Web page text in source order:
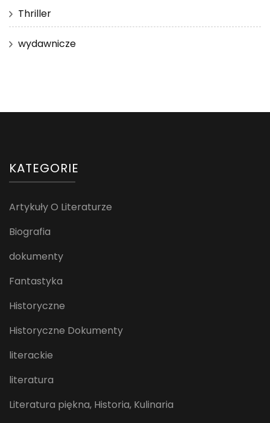
Thriller
wydawnicze
KATEGORIE
Artykuły O Literaturze
Biografia
dokumenty
Fantastyka
Historyczne
Historyczne Dokumenty
literackie
literatura
Literatura piękna, Historia, Kulinaria